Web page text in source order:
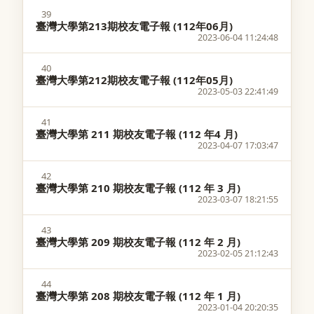
39
臺灣大學第213期校友電子報 (112年06月)
2023-06-04 11:24:48
40
臺灣大學第212期校友電子報 (112年05月)
2023-05-03 22:41:49
41
臺灣大學第 211 期校友電子報 (112 年4 月)
2023-04-07 17:03:47
42
臺灣大學第 210 期校友電子報 (112 年 3 月)
2023-03-07 18:21:55
43
臺灣大學第 209 期校友電子報 (112 年 2 月)
2023-02-05 21:12:43
44
臺灣大學第 208 期校友電子報 (112 年 1 月)
2023-01-04 20:20:35